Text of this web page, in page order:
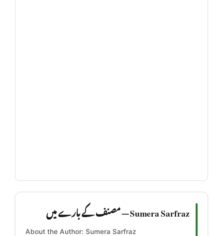
Sumera Sarfraz — مصنف کے بارے میں
About the Author: Sumera Sarfraz